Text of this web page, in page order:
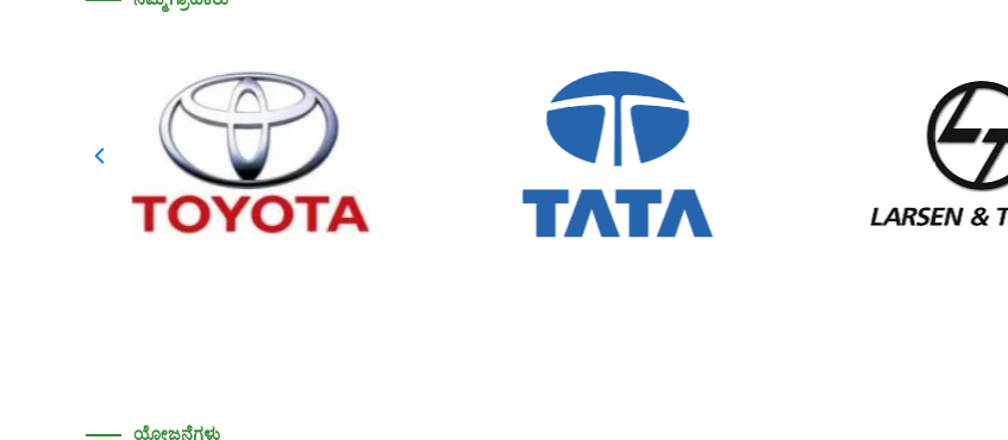
ಯೋಜನೆಗಳು